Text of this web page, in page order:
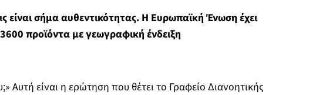
είναι σήμα αυθεντικότητας. Η Ευρωπαϊκή Ένωση έχει
προϊόντα με γεωγραφική ένδειξη
Αυτή είναι η ερώτηση που θέτει το Γραφείο Διανοητικής